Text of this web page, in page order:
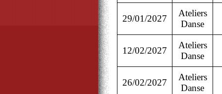
29/01/2027
Ateliers
Danse
12/02/2027
Ateliers
Danse
26/02/2027
Ateliers
Danse